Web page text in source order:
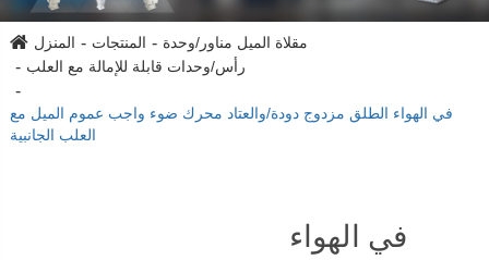
المنزل المنتجات
مقلاة الميل مناور/وحدة
رأس/وحدات قابلة للإمالة مع العلب
في الهواء الطلق مزدوج دودة/والعتاد محرك ضوء واجب عموم الميل مع
العلب الجانبية
في الهواء